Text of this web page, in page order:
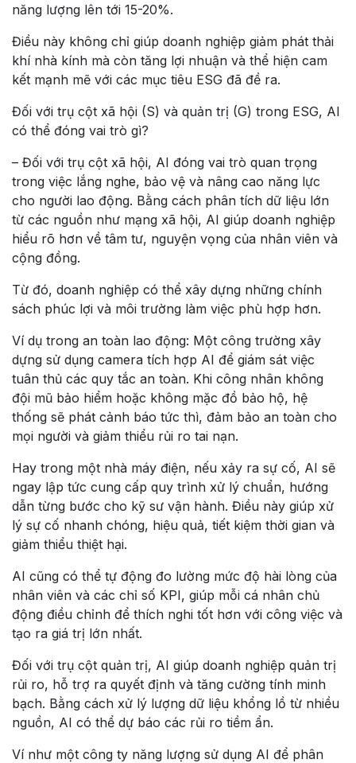
năng lượng lên tới 15-20%.
Điều này không chỉ giúp doanh nghiệp giảm phát thải
khí nhà kính mà còn tăng lợi nhuận và thể hiện cam
kết mạnh mẽ với các mục tiêu ESG đã đề ra.
Đối với trụ cột xã hội (S) và quản trị (G) trong ESG, AI
có thể đóng vai trò gì?
– Đối với trụ cột xã hội, AI đóng vai trò quan trọng
trong việc lắng nghe, bảo vệ và nâng cao năng lực
cho người lao động. Bằng cách phân tích dữ liệu lớn
từ các nguồn như mạng xã hội, AI giúp doanh nghiệp
hiểu rõ hơn về tâm tư, nguyện vọng của nhân viên và
cộng đồng.
Từ đó, doanh nghiệp có thể xây dựng những chính
sách phúc lợi và môi trường làm việc phù hợp hơn.
Ví dụ trong an toàn lao động: Một công trường xây
dựng sử dụng camera tích hợp AI để giám sát việc
tuân thủ các quy tắc an toàn. Khi công nhân không
đội mũ bảo hiểm hoặc không mặc đồ bảo hộ, hệ
thống sẽ phát cảnh báo tức thì, đảm bảo an toàn cho
mọi người và giảm thiểu rủi ro tai nạn.
Hay trong một nhà máy điện, nếu xảy ra sự cố, AI sẽ
ngay lập tức cung cấp quy trình xử lý chuẩn, hướng
dẫn từng bước cho kỹ sư vận hành. Điều này giúp xử
lý sự cố nhanh chóng, hiệu quả, tiết kiệm thời gian và
giảm thiểu thiệt hại.
AI cũng có thể tự động đo lường mức độ hài lòng của
nhân viên và các chỉ số KPI, giúp mỗi cá nhân chủ
động điều chỉnh để thích nghi tốt hơn với công việc và
tạo ra giá trị lớn nhất.
Đối với trụ cột quản trị, AI giúp doanh nghiệp quản trị
rủi ro, hỗ trợ ra quyết định và tăng cường tính minh
bạch. Bằng cách xử lý lượng dữ liệu khổng lồ từ nhiều
nguồn, AI có thể dự báo các rủi ro tiềm ẩn.
Ví như một công ty năng lượng sử dụng AI để phân